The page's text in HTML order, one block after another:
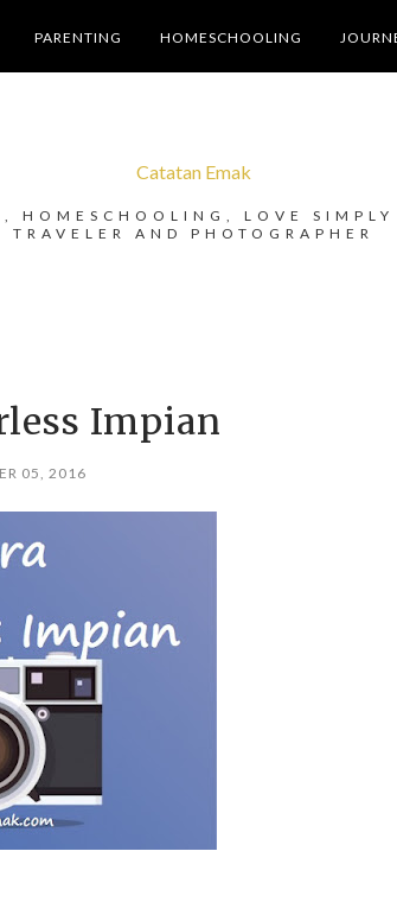
PARENTING HOMESCHOOLING
Catatan Emak
LOVE
TRAVELER AND PHOTOGRAPHER
Impian
05, 2016